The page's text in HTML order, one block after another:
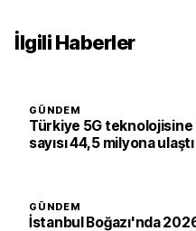
İlgili Haberler
GÜNDEM
Türkiye 5G teknolojisine
sayısı 44,5 milyona ulaştı
GÜNDEM
İstanbul Boğazı'nda